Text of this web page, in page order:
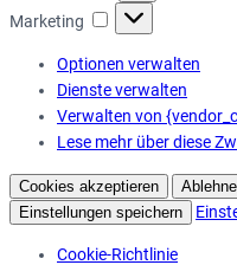
Marketing Marketing
Optionen verwalten
Dienste verwalten
Verwalten von
Lese mehr über diese
Cookies akzeptieren
Einstellungen speichern
Cookie-Richtlinie